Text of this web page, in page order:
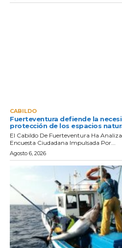
CABILDO
Fuerteventura defiende la
protección de los espacios
El Cabildo De Fuerteventura Ha
Encuesta Ciudadana Impulsada Por...
Agosto 6, 2026